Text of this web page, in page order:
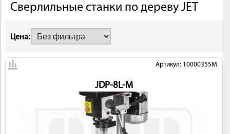
ДЕРЕВООБРАБОТКА
Сверлильные станки по дереву JET
Цена:
Артикул: 10000355M
JDP-8L-M